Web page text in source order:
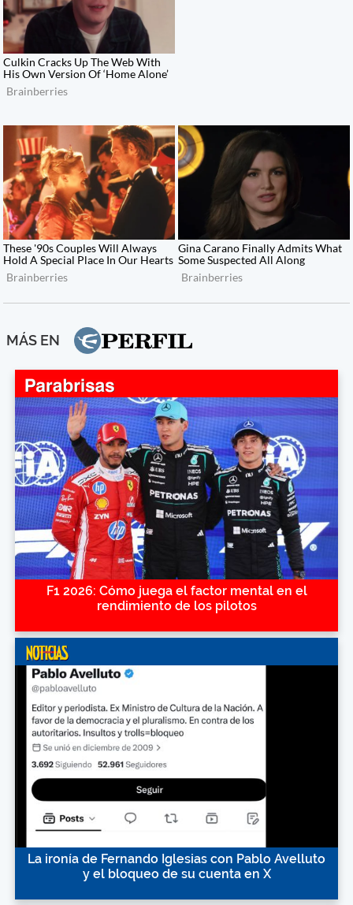
MÁS EN
F1 2026: Cómo juega el factor mental en el
rendimiento de los pilotos
La ironía de Fernando Iglesias con Pablo Avelluto
y el bloqueo de su cuenta en X